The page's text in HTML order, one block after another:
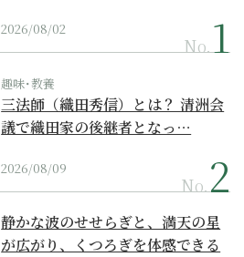
2026/08/02
No.
趣味･教養
三法師（織田秀信）とは？ 清洲会
議で織田家の後継者となっ…
2026/08/09
No.
静かな波のせせらぎと、満天の星
が広がり、くつろぎを体感できる